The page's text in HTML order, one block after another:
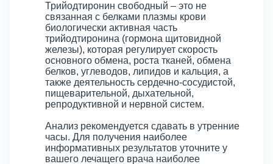
Трийодтиронин свободный – это не
связанная с белками плазмы крови
биологически активная часть
трийодтиронина (гормона щитовидной
железы), которая регулирует скорость
основного обмена, роста тканей, обмена
белков, углеводов, липидов и кальция, а
также деятельность сердечно-сосудистой,
пищеварительной, дыхательной,
репродуктивной и нервной систем.
Анализ рекомендуется сдавать в утренние
часы. Для получения наиболее
информативных результатов уточните у
вашего лечащего врача наиболее